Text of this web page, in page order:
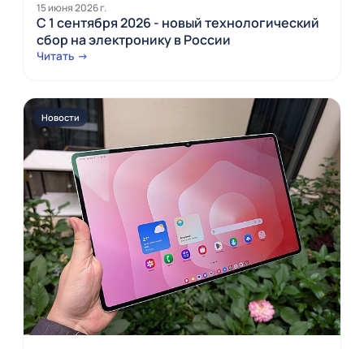
15 июня 2026 г.
С 1 сентября 2026 - новый технологический
сбор на электронику в России
Читать →
Новости